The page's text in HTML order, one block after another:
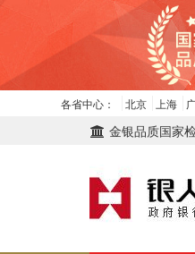
各省中心： 北京 上海
金银品质国家